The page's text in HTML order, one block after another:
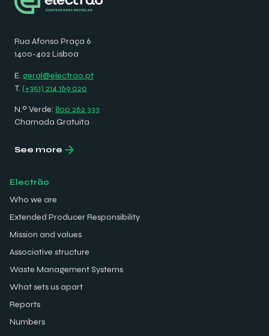
Rua Afonso Praça 6
1400-402 Lisboa
E. geral@electrao.pt
T. (+351) 214 169 020
N.º Verde: 800 262 333
Chamada Gratuita
See more
Electrão
Who we are
Extended Producer Responsibility
Mission and values
Associative structure
Waste Management Systems
What sets us apart
Reports
Numbers